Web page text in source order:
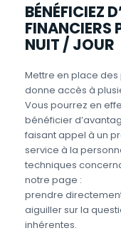
BÉNÉFICIEZ
FINANCIERS
NUIT / JOUR
Mettre en place des
donne accès à
Vous pourrez en
bénéficier
faisant appel à un
service à la
techniques
notre page :
prendre
aiguiller sur la
inhérentes.